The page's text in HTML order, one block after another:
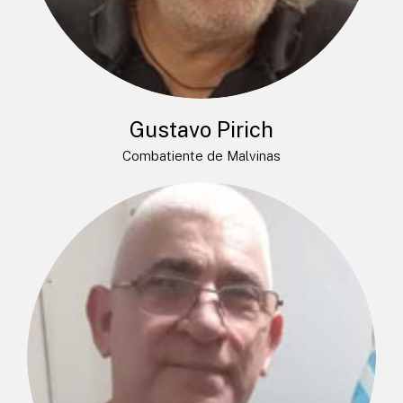
Gustavo Pirich
Combatiente de Malvinas